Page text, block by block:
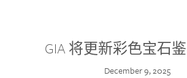
GIA 将更新彩色宝石
December 9, 2025